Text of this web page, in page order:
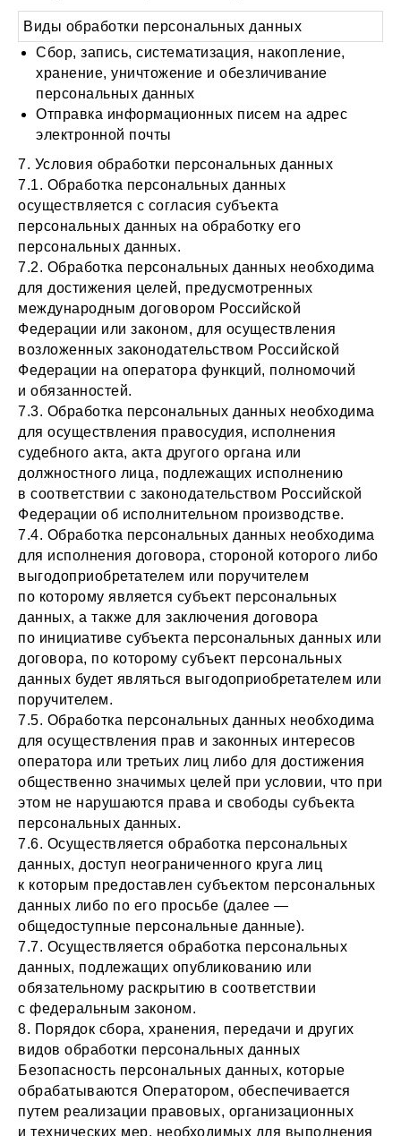
Виды обработки персональных данных
Сбор, запись, систематизация, накопление,
хранение, уничтожение и обезличивание
персональных данных
Отправка информационных писем на адрес
электронной почты
7. Условия обработки персональных данных
7.1. Обработка персональных данных
осуществляется с согласия субъекта
персональных данных на обработку его
персональных данных.
7.2. Обработка персональных данных необходима
для достижения целей, предусмотренных
международным договором Российской
Федерации или законом, для осуществления
возложенных законодательством Российской
Федерации на оператора функций, полномочий
и обязанностей.
7.3. Обработка персональных данных необходима
для осуществления правосудия, исполнения
судебного акта, акта другого органа или
должностного лица, подлежащих исполнению
в соответствии с законодательством Российской
Федерации об исполнительном производстве.
7.4. Обработка персональных данных необходима
для исполнения договора, стороной которого либо
выгодоприобретателем или поручителем
по которому является субъект персональных
данных, а также для заключения договора
по инициативе субъекта персональных данных или
договора, по которому субъект персональных
данных будет являться выгодоприобретателем или
поручителем.
7.5. Обработка персональных данных необходима
для осуществления прав и законных интересов
оператора или третьих лиц либо для достижения
общественно значимых целей при условии, что при
этом не нарушаются права и свободы субъекта
персональных данных.
7.6. Осуществляется обработка персональных
данных, доступ неограниченного круга лиц
к которым предоставлен субъектом персональных
данных либо по его просьбе (далее —
общедоступные персональные данные).
7.7. Осуществляется обработка персональных
данных, подлежащих опубликованию или
обязательному раскрытию в соответствии
с федеральным законом.
8. Порядок сбора, хранения, передачи и других
видов обработки персональных данных
Безопасность персональных данных, которые
обрабатываются Оператором, обеспечивается
путем реализации правовых, организационных
и технических мер, необходимых для выполнения